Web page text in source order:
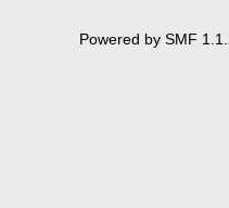
Powered by SMF